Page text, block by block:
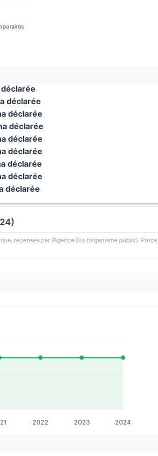
déclarée
déclarée
déclarée
déclarée
déclarée
déclarée
déclarée
déclarée
recenses par l’Agence Bio (organisme public).
2022 2023 2024